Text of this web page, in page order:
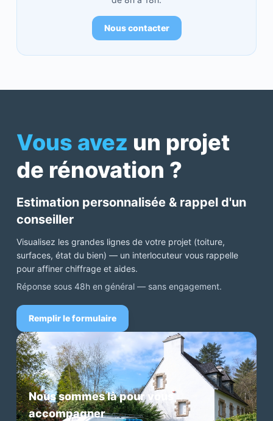
Nous contacter
Vous avez un projet
de rénovation ?
Estimation personnalisée & rappel d'un
conseiller
Visualisez les grandes lignes de votre projet (toiture,
surfaces, état du bien) — un interlocuteur vous rappelle
pour affiner chiffrage et aides.
Réponse sous 48h en général — sans engagement.
Remplir le formulaire
Nous sommes là pour vous
accompagner